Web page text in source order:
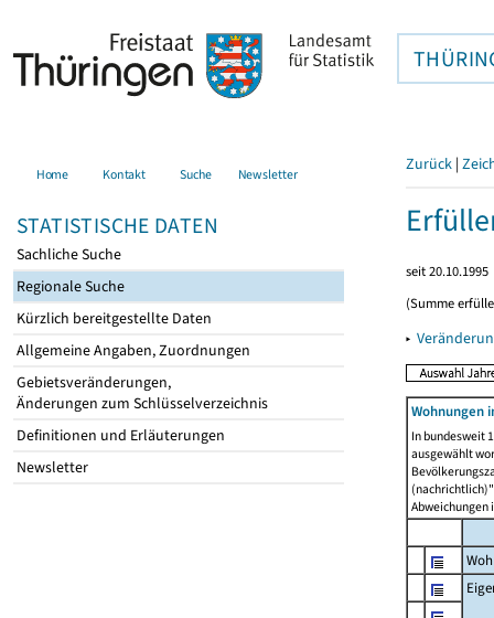
Home Kontakt Suche Newsletter
STATISTISCHE DATEN
Sachliche Suche
Regionale Suche
Kürzlich bereitgestellte Daten
Allgemeine Angaben, Zuordnungen
Gebietsveränderungen,
Änderungen zum Schlüsselverzeichnis
Definitionen und Erläuterungen
Newsletter
Zurück |
seit 20.10.1995
(Summe
▸
Wohnungen
In bundesweit
ausgewählt
Abweichungen